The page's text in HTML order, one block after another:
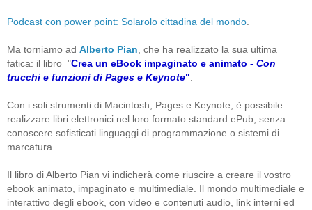
Podcast con power point: Solarolo cittadina del mondo
Ma torniamo ad Alberto Pian , che ha realizzato la sua ultima
fatica: il libro "Crea un eBook impaginato e animato - Con
trucchi e funzioni di Pages e Keynote"
Con i soli strumenti di Macintosh, Pages e Keynote, è possibile
realizzare libri elettronici nel loro formato standard ePub, senza
conoscere sofisticati linguaggi di programmazione o sistemi di
marcatura.
Il libro di Alberto Pian vi indicherà come riuscire a creare il vostro
ebook animato, impaginato e multimediale. Il mondo multimediale e
interattivo degli ebook, con video e contenuti audio, link interni ed